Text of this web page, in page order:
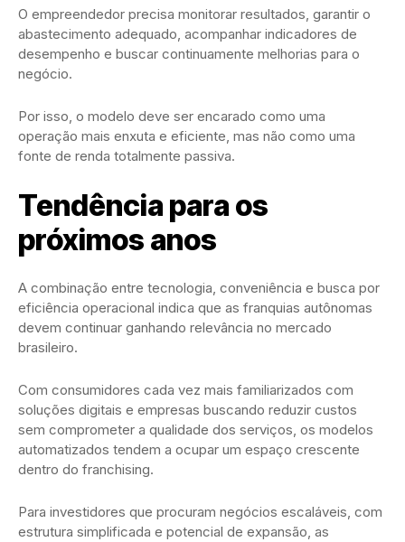
O empreendedor precisa monitorar resultados, garantir o
abastecimento adequado, acompanhar indicadores de
desempenho e buscar continuamente melhorias para o
negócio.
Por isso, o modelo deve ser encarado como uma
operação mais enxuta e eficiente, mas não como uma
fonte de renda totalmente passiva.
Tendência para os
próximos anos
A combinação entre tecnologia, conveniência e busca por
eficiência operacional indica que as franquias autônomas
devem continuar ganhando relevância no mercado
brasileiro.
Com consumidores cada vez mais familiarizados com
soluções digitais e empresas buscando reduzir custos
sem comprometer a qualidade dos serviços, os modelos
automatizados tendem a ocupar um espaço crescente
dentro do franchising.
Para investidores que procuram negócios escaláveis, com
estrutura simplificada e potencial de expansão, as